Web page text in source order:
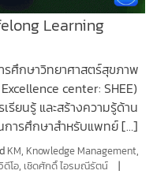
Learning
รศึกษาวิทยาศาสตร์สุขภาพ
center: SHEE)
ยนรู้ และสร้างความรู้ด้าน
การศึกษาสำหรับแพทย์ […]
KM, Knowledge Management,
ดีโอ, เชิดศักดิ์ ไอรมณีรัตน์